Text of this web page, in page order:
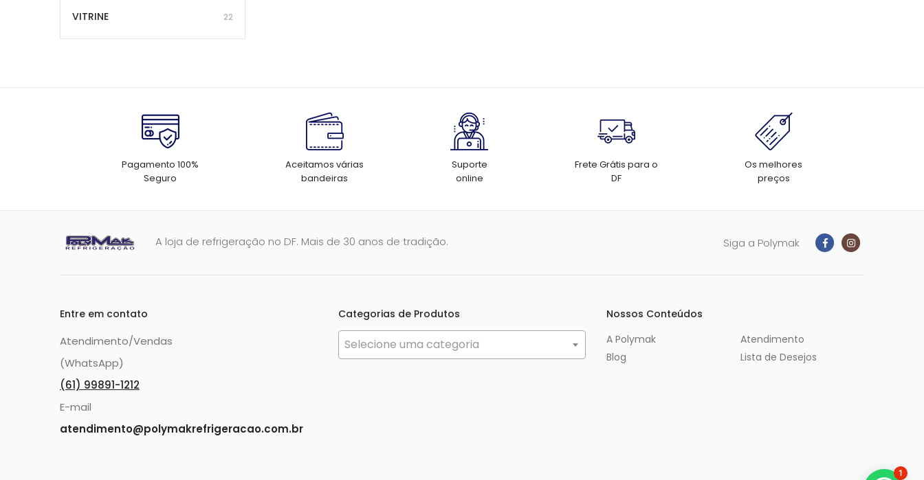
VITRINE 22
Pagamento 100%
Seguro
Aceitamos várias
bandeiras
Suporte
online
Frete Grátis para o
DF
Os melhores
preços
A loja de refrigeração no DF. Mais de 30 anos de tradição. Siga a Polymak
Entre em contato
Atendimento/Vendas
(WhatsApp)
(61) 99891-1212
E-mail
atendimento@polymakrefrigeracao.com.br
Categorias de Produtos
Selecione uma categoria
Nossos Conteúdos
A Polymak
Blog
Atendimento
Lista de Desejos
1